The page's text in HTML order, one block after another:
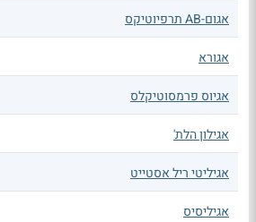
אגום-AB תרפיוטיקס
אגורא
אגיוס פרמסוטיקלס
אגילון הלת'
אגיליטי ריל אסטייט
אגיליסיס